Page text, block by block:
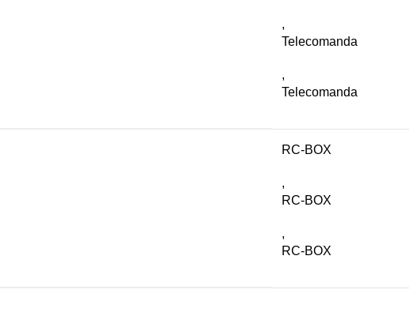
,
Telecomanda
,
Telecomanda
RC-BOX
,
RC-BOX
,
RC-BOX